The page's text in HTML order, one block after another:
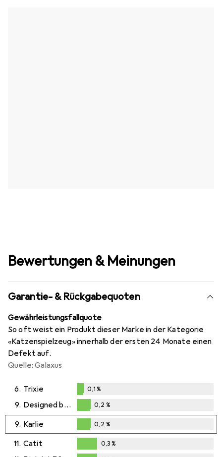
Bewertungen & Meinungen
Garantie- & Rückgabequoten
Gewährleistungsfallquote
So oft weist ein Produkt dieser Marke in der Kategorie
«Katzenspielzeug» innerhalb der ersten 24 Monate einen
Defekt auf.
Quelle: Galaxus
6. Trixie
%
0,1%
9. Designed by Lotte
0,2%
0,2 %
9. Karlie
0,2%
0,2 %
11. Catit
0,3%
0,3%